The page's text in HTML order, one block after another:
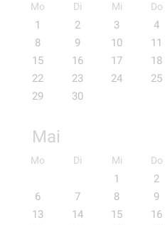
Mo Di Mi Do
1 2 3 4
8
9 10 11
15
16 17 18
22
23 24 25
29
30
Mai
Mo Di Mi Do
1 2
6
7 8 9
13
14 15 16